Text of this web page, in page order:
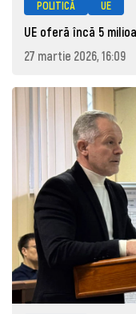
POLITICĂ UE
UE oferă încă 5
27 martie 2026, 16:09